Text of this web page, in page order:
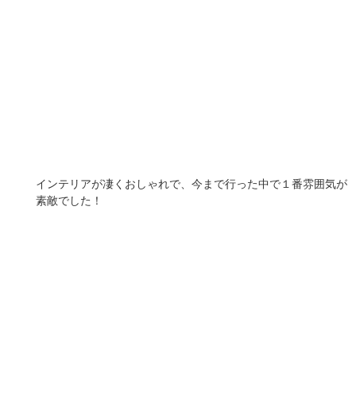
インテリアが凄くおしゃれで、今まで行った中で１番雰囲気が
素敵でした！